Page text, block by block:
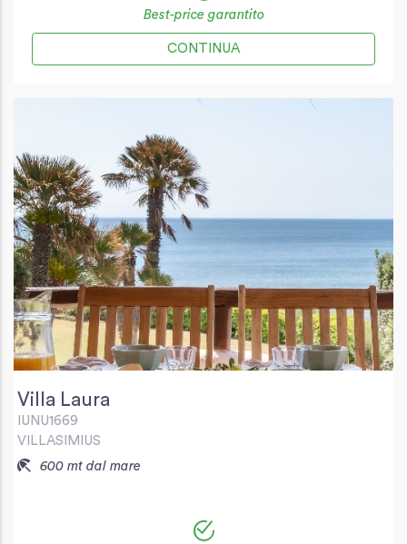
Best-price garantito
CONTINUA
Villa Laura
IUNU1669
VILLASIMIUS
600 mt dal mare